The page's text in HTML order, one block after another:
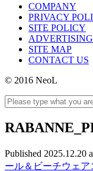
COMPANY
PRIVACY
SITE POLICY
ADVERTISING
SITE MAP
CONTACT US
© 2016 NeoL
Published 2025.12.20
ール＆ビーチウェア